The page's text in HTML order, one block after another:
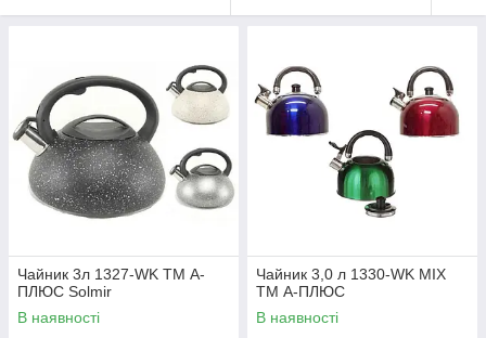
Чайник 3л 1327-WK ТМ А-
ПЛЮС Solmir
В наявності
Чайник 3,0 л 1330-WK MIX
ТМ А-ПЛЮС
В наявності